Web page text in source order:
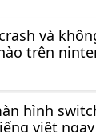
và
trên
hình
việt